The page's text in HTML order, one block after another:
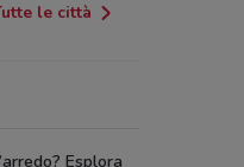
le città
Esplora